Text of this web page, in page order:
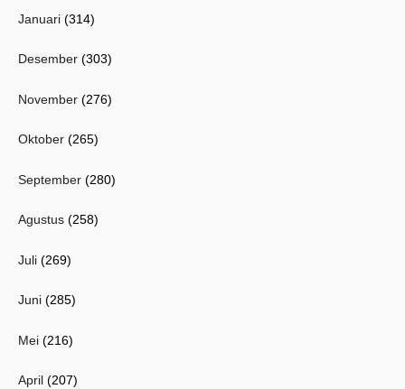
Januari (314)
Desember (303)
November (276)
Oktober (265)
September (280)
Agustus (258)
Juli (269)
Juni (285)
Mei (216)
April (207)